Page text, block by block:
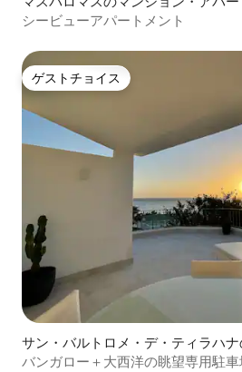
シービューアパートメント
ゲストチョイス
ゲストチョイス
サン・バルトロメ・デ・ティラハナ
ン・アパート
バンガロー＋大西洋の眺望専用駐